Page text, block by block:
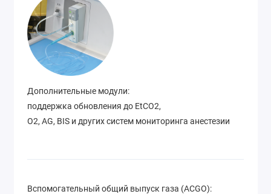
Дополнительные модули:
поддержка обновления до EtCO2,
O2, AG, BIS и других систем мониторинга анестезии
Вспомогательный общий выпуск газа (ACGO):